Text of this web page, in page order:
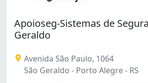
Apoioseg-Sistemas de
Geraldo
Avenida São Paulo, 1064
São Geraldo - Porto Alegre - RS